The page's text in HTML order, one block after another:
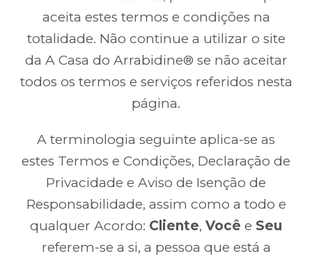
aceita estes termos e condições na
totalidade. Não continue a utilizar o site
da A Casa do Arrabidine® se não aceitar
todos os termos e serviços referidos nesta
página.
A terminologia seguinte aplica-se as
estes Termos e Condições, Declaração de
Privacidade e Aviso de Isenção de
Responsabilidade, assim como a todo e
qualquer Acordo: Cliente, Você e Seu
referem-se a si, a pessoa que está a